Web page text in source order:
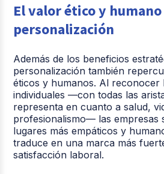
El valor ético y humano
personalización
Además de los beneficios
personalización también
éticos y humanos. Al reconocer
individuales —con todas las
representa en cuanto a salud,
profesionalismo— las empresas
lugares más empáticos y
traduce en una marca más
satisfacción laboral.